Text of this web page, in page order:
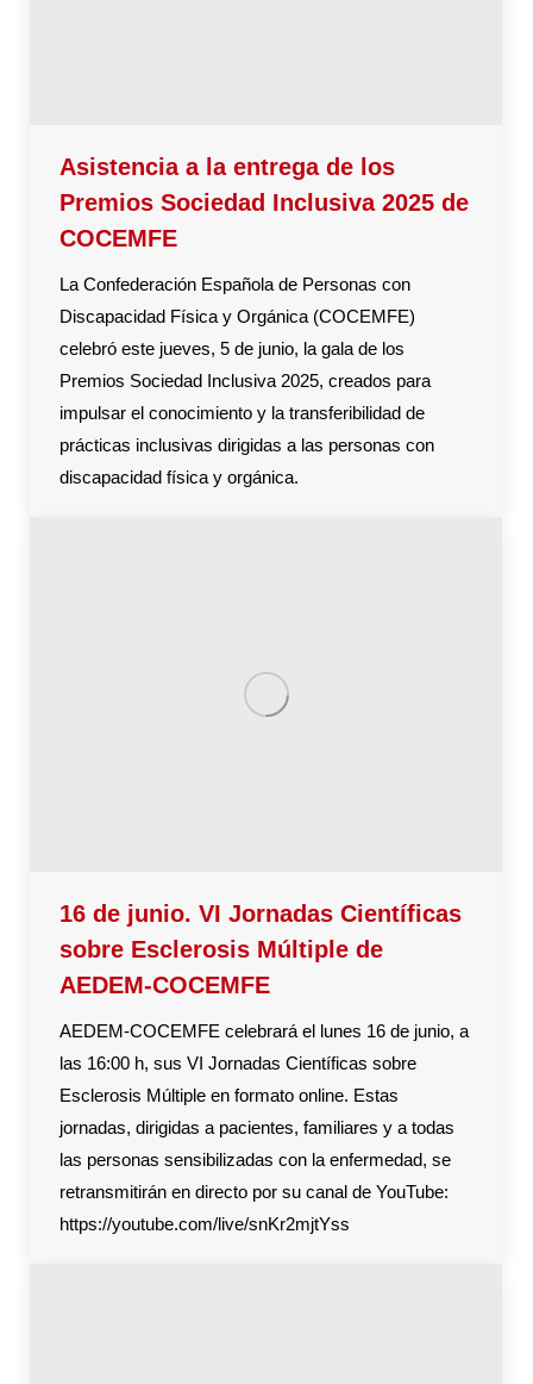
Asistencia a la entrega de los
Premios Sociedad Inclusiva 2025 de
COCEMFE
La Confederación Española de Personas con
Discapacidad Física y Orgánica (COCEMFE)
celebró este jueves, 5 de junio, la gala de los
Premios Sociedad Inclusiva 2025, creados para
impulsar el conocimiento y la transferibilidad de
prácticas inclusivas dirigidas a las personas con
discapacidad física y orgánica.
16 de junio. VI Jornadas Científicas
sobre Esclerosis Múltiple de
AEDEM-COCEMFE
AEDEM-COCEMFE celebrará el lunes 16 de junio, a
las 16:00 h, sus VI Jornadas Científicas sobre
Esclerosis Múltiple en formato online. Estas
jornadas, dirigidas a pacientes, familiares y a todas
las personas sensibilizadas con la enfermedad, se
retransmitirán en directo por su canal de YouTube:
https://youtube.com/live/snKr2mjtYss